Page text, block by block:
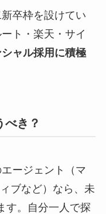
卒枠を設けてい
ト・楽天・サイ
ャル採用に積極
べき？
ージェント（マ
ブなど）なら、未
す。自分一人で探